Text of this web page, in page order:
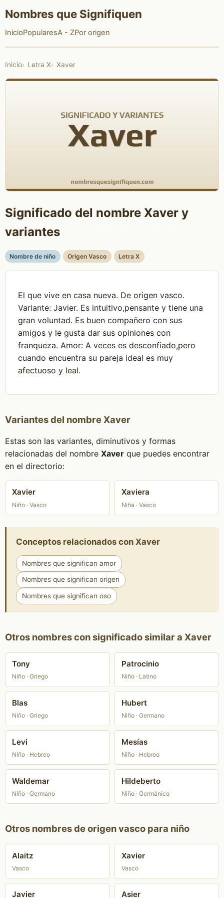
Nombres que Signifiquen
InicioPopularesA - ZPor origen
Inicio Letra X Xaver
Significado del nombre Xaver y
variantes
Nombre de niño Origen Vasco Letra X
El que vive en casa nueva. De origen vasco.
Variante: Javier. Es intuitivo,pensante y tiene una
gran voluntad. Es buen compañero con sus
amigos y le gusta dar sus opiniones con
franqueza. Amor: A veces es desconfiado,pero
cuando encuentra su pareja ideal es muy
afectuoso y leal.
Variantes del nombre Xaver
Estas son las variantes, diminutivos y formas
relacionadas del nombre Xaverque puedes encontrar
en el directorio:
Xavier
Niño · Vasco
Xaviera
Niña · Vasco
Conceptos relacionados con Xaver
Nombres que significan amor
Nombres que significan origen
Nombres que significan oso
Otros nombres con significado similar a Xaver
Tony
Niño · Griego
Patrocinio
Niño · Latino
Blas
Niño · Griego
Hubert
Niño · Germano
Levi
Niño · Hebreo
Mesías
Niño · Hebreo
Waldemar
Niño · Germano
Hildeberto
Niño · Germánico
Otros nombres de origen vasco para niño
Alaitz
Vasco
Xavier
Vasco
Javier Asier